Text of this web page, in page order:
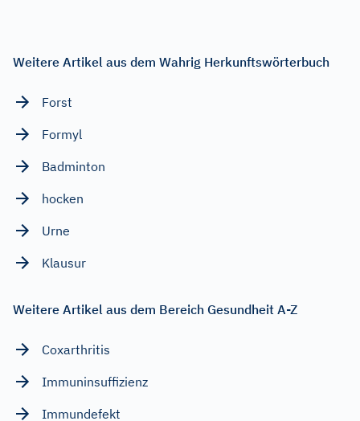
Weitere Artikel aus dem Wahrig Herkunftswörterbuch
Forst
Formyl
Badminton
hocken
Urne
Klausur
Weitere Artikel aus dem Bereich Gesundheit A-Z
Coxarthritis
Immuninsuffizienz
Immundefekt